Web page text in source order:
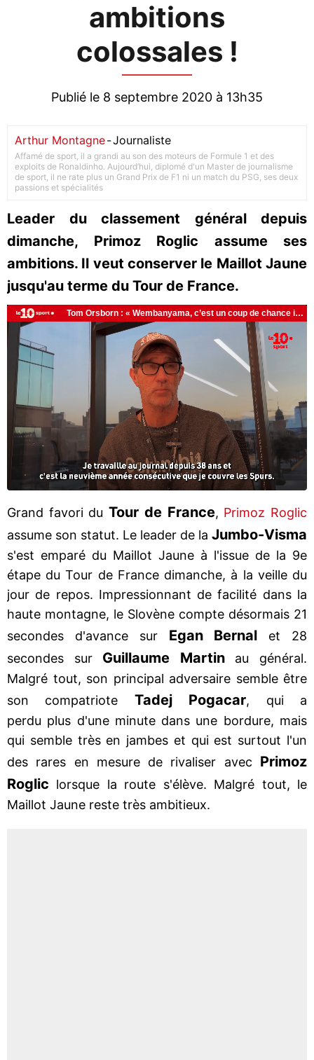
ambitions
colossales !
Publié le 8 septembre 2020 à 13h35
Arthur Montagne-Journaliste
Affamé de sport, il a grandi au son des moteurs de Formule 1 et des
exploits de Ronaldinho. Aujourd’hui, diplomé d'un Master de journalisme
de sport, il ne rate plus un Grand Prix de F1 ni un match du PSG, ses deux
passions et spécialités
Leader du classement général depuis
dimanche, Primoz Roglic assume ses
ambitions. Il veut conserver le Maillot Jaune
jusqu'au terme du Tour de France.
Grand favori duTour de France, Primoz Roglic
assume son statut. Le leader de la Jumbo-Visma
s'est emparé du Maillot Jaune à l'issue de la 9e
étape du Tour de France dimanche, à la veille du
jour de repos. Impressionnant de facilité dans la
haute montagne, le Slovène compte désormais 21
secondes d'avance sur Egan Bernal et 28
secondes sur Guillaume Martinau général.
Malgré tout, son principal adversaire semble être
son compatriote Tadej Pogacar, qui a
perdu plus d'une minute dans une bordure, mais
qui semble très en jambes et qui est surtout l'un
des rares en mesure de rivaliser avec Primoz
Roglic lorsque la route s'élève. Malgré tout, le
Maillot Jaune reste très ambitieux.